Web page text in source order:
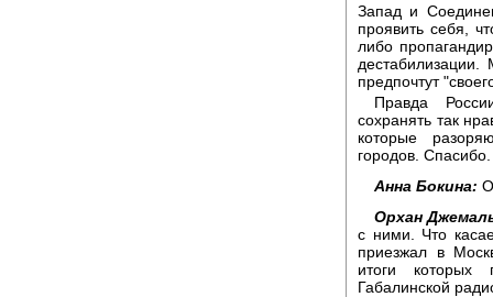
Запад и
проявить себя,
либо
предпочтут
Правда
сохранять так
которые
городов. Спасибо.
Анна Бокина:
Орхан
с ними. Что
приезжал в
итоги которых
Габалинской